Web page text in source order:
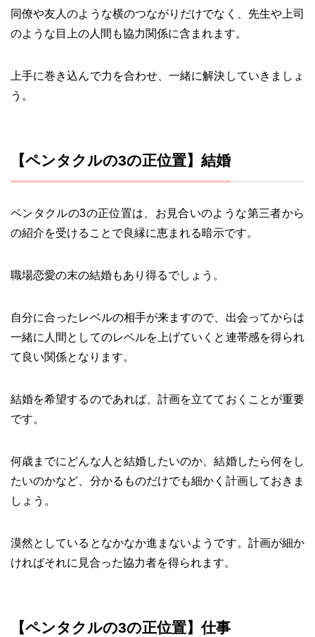
同僚や友人のような横のつながりだけでなく、先生や上司
のような目上の人間も協力関係に含まれます。
上手に巻き込んで力を合わせ、一緒に解決していきましょ
う。
【ペンタクルの3の正位置】結婚
ペンタクルの3の正位置は、お見合いのような第三者から
の紹介を受けることで良縁に恵まれる暗示です。
職場恋愛の末の結婚もあり得るでしょう。
自分に合ったレベルの相手が来ますので、出会ってからは
一緒に人間としてのレベルを上げていくと連帯感を得られ
て良い関係となります。
結婚を希望するのであれば、計画を立てておくことが重要
です。
何歳までにどんな人と結婚したいのか、結婚したら何をし
たいのかなど、分かるものだけでも細かく計画しておきま
しょう。
漠然としているとなかなか進まないようです。計画が細か
ければそれに見合った協力者を得られます。
【ペンタクルの3の正位置】仕事